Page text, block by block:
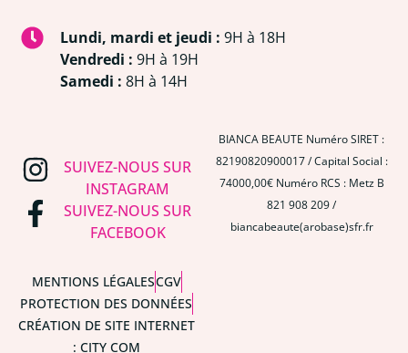
Lundi, mardi et jeudi : 9H à 18H
Vendredi : 9H à 19H
Samedi : 8H à 14H
SUIVEZ-NOUS SUR
INSTAGRAM
SUIVEZ-NOUS SUR
FACEBOOK
MENTIONS LÉGALESCGV
PROTECTION DES DONNÉES
CRÉATION DE SITE INTERNET
: CITY COM
BIANCA BEAUTE Numéro SIRET :
82190820900017 / Capital Social :
74000,00€ Numéro RCS : Metz B
821 908 209 /
biancabeaute(arobase)sfr.fr